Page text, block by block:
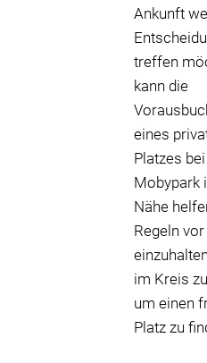
Ankunft
treffen
kann die
eines
Platzes bei
Mobypark
Nähe
Regeln
im Kreis
um einen
Platz zu